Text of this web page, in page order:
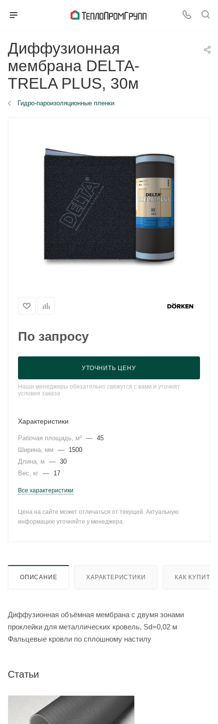
Диффузионная
мембрана DELTA-
TRELA PLUS, 30м
Гидро-пароизоляционные пленки
По запросу
УТОЧНИТЬ ЦЕНУ
Наши менеджеры обязательно свяжутся с вами и уточнят
условия заказа
Характеристики
Рабочая площадь, м² — 45
Ширина, мм
—
1500
Длина, м
— 30
Вес, кг — 17
Все характеристики
Цена на сайте может отличаться от текущей. Актуальную
информацию уточняйте у менеджера.
ОПИСАНИЕ ХАРАКТЕРИСТИКИ КАК КУПИТЬ
Диффузионная объёмная мембрана с двумя зонами
проклейки для металлических кровель, Sd=0,02 м
Фальцевые кровли по сплошному настилу
Статьи